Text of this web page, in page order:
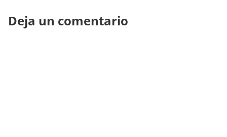
Deja un comentario